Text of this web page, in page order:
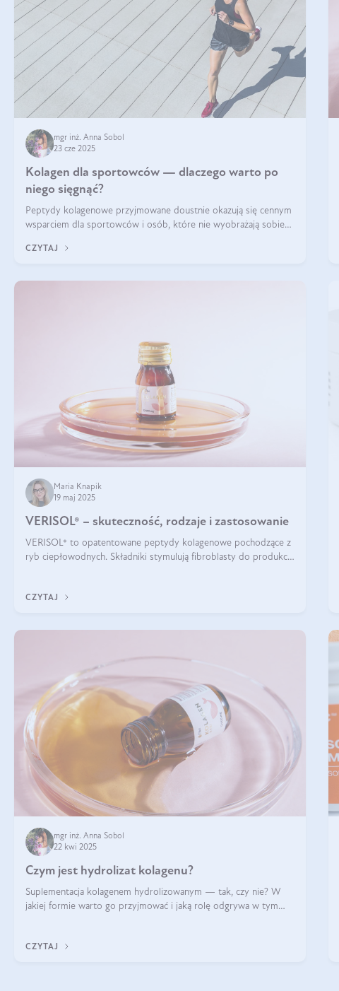
mgr inż. Anna Sobol
23 cze 2025
Kolagen dla sportowców — dlaczego warto po
niego sięgnąć?
Peptydy kolagenowe przyjmowane doustnie okazują się cennym
wsparciem dla sportowców i osób, które nie wyobrażają sobie
CZYTAJ
Maria Knapik
19 maj 2025
VERISOL® – skuteczność, rodzaje i zastosowanie
VERISOL® to opatentowane peptydy kolagenowe pochodzące z
ryb ciepłowodnych. Składniki stymulują fibroblasty do produkcji
komórek skóry.
CZYTAJ
mgr inż. Anna Sobol
22 kwi 2025
Czym jest hydrolizat kolagenu?
Suplementacja kolagenem hydrolizowanym — tak, czy nie? W
jakiej formie warto go przyjmować i jaką rolę odgrywa w tym
CZYTAJ